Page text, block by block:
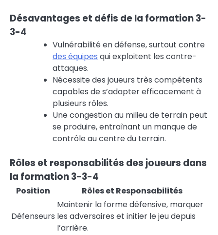
Désavantages et défis de la formation 3-
3-4
Vulnérabilité en défense, surtout contre
des équipes qui exploitent les contre-
attaques.
Nécessite des joueurs très compétents
capables de s’adapter efficacement à
plusieurs rôles.
Une congestion au milieu de terrain peut
se produire, entraînant un manque de
contrôle au centre du terrain.
Rôles et responsabilités des joueurs dans
la formation 3-3-4
Position Rôles et Responsabilités
Défenseurs
Maintenir la forme défensive, marquer
les adversaires et initier le jeu depuis
l’arrière.